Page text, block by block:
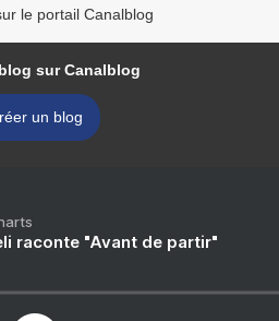
le portail Canalblog
sur Canalblog
un blog
raconte "Avant de partir"